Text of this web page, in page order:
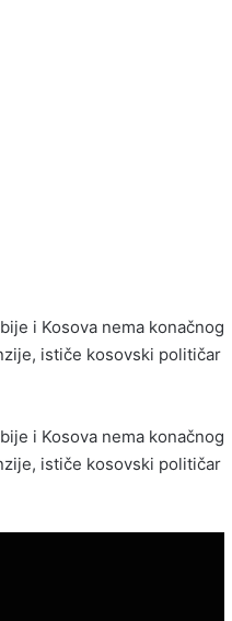
i Kosova nema konačnog
ističe kosovski političar
i Kosova nema konačnog
ističe kosovski političar